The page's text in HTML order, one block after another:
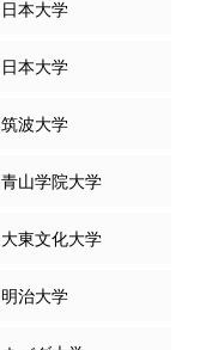
日本大学
日本大学
筑波大学
青山学院大学
大東文化大学
明治大学